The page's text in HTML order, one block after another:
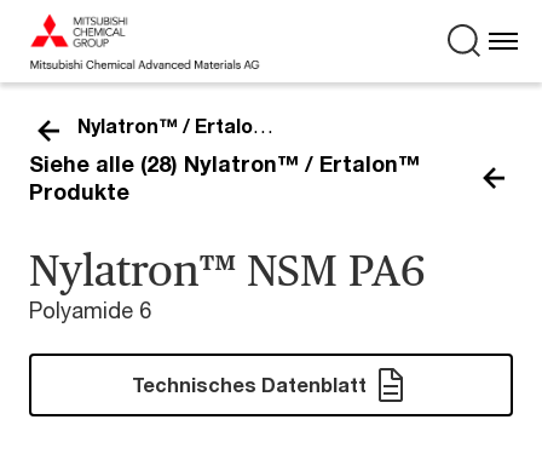
Nylatron™ / Ertalon™
Siehe alle (28) Nylatron™ / Ertalon™
Produkte
Nylatron™ NSM PA6
Polyamide 6
Technisches Datenblatt